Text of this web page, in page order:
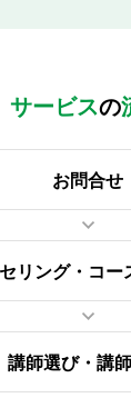
サービスの
お問合せ
リング・ コー
講師選び・講